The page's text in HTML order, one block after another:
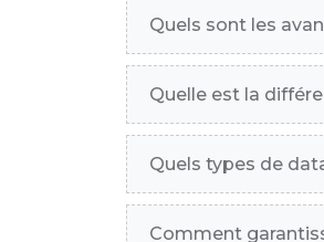
Quels sont les
Quelle est la
Quels types de
Comment